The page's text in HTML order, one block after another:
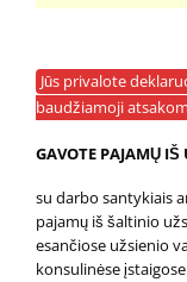
Jūs privalote
baudžiamoji
GAVOTE PAJAMŲ IŠ
su darbo santykiais
pajamų iš šaltinio
esančiose užsienio
konsulinėse